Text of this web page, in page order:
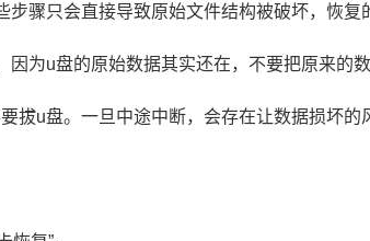
骤只会直接导致原始文件结构被破坏，恢复
因为u盘的原始数据其实还在，不要把原来的数
拔u盘。一旦中途中断，会存在让数据损坏的